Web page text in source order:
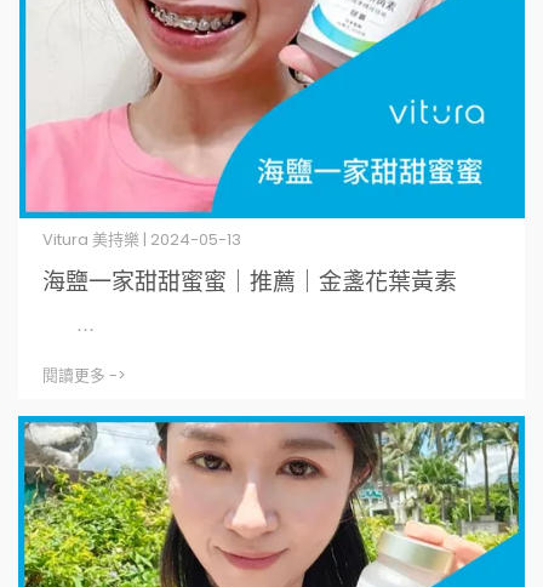
海鹽一家甜甜蜜蜜｜推薦｜金盞花葉黃素
Vitura 美持樂 | 2024-05-13
⋯
閱讀更多 ->